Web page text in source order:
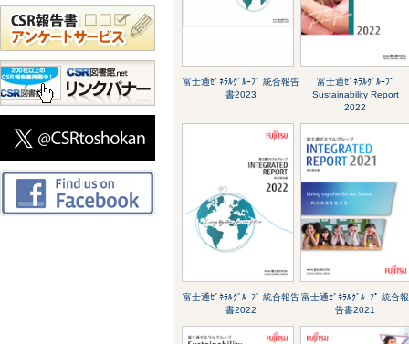
富士通ｾﾞﾈﾗﾙｸﾞﾙｰﾌﾟ 統合報告
書2023
富士通ｾﾞﾈﾗﾙｸﾞﾙｰﾌﾟ
Sustainability Report
2022
富士通ｾﾞﾈﾗﾙｸﾞﾙｰﾌﾟ 統合報告
書2022
富士通ｾﾞﾈﾗﾙｸﾞﾙｰﾌﾟ 統合報
告書2021